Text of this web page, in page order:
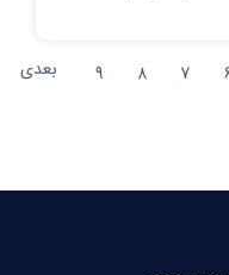
7
8
9 بعدی